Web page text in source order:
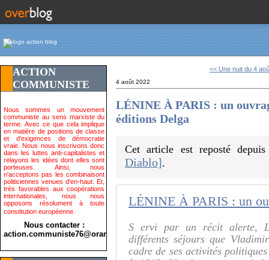
ACTION
COMMUNISTE
Nous sommes un mouvement
communiste au sens marxiste du
terme. Avec ce que cela implique
en matière de positions de classe
et d'exigences de démocratie
vraie. Nous nous inscrivons donc
dans les luttes anti-capitalistes et
relayons les idées dont elles sont
porteuses. Ainsi, nous
n'acceptons pas les combinaisont
politiciennes venues d'en-haut. Et,
très favorables aux coopérations
internationales, nous nous
opposons résolument à toute
constitution européenne.
Nous contacter :
action.communiste76@orange.fr>
<< Une nuit du 4
4 août 2022
LÉNINE À PARIS : un
éditions Delga
Cet article est reposté
Diablo].
S ervi par un récit alerte,
différents séjours que
cadre de ses activités